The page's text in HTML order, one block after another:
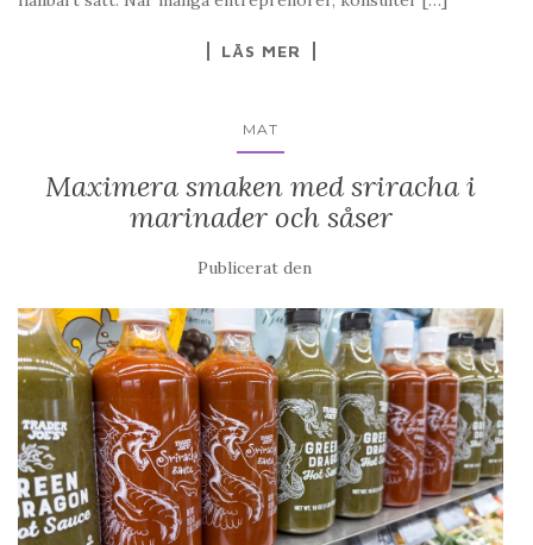
LÄS MER
MAT
Maximera smaken med sriracha i
marinader och såser
Publicerat den